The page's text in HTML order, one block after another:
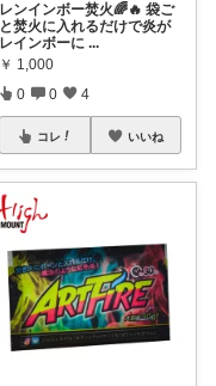
レンインボー焚火🌈🔥 袋ご
と焚火に入れるだけで炎が
レインボーに ...
￥ 1,000
0 0 4
コレ いいね